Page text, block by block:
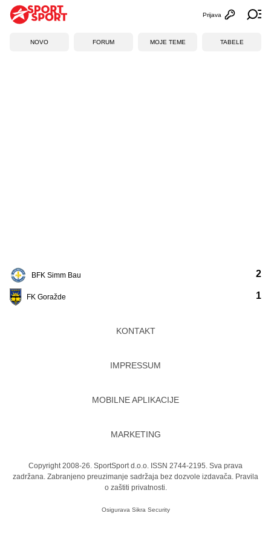
Otvori
Prijava
NOVO FORUM MOJE TEME TABELE
BFK Simm Bau
FK Goražde
2
1
KONTAKT
IMPRESSUM
MOBILNE APLIKACIJE
MARKETING
Copyright 2008-26. SportSport d.o.o. ISSN 2744-2195. Sva prava
zadržana. Zabranjeno preuzimanje sadržaja bez dozvole izdavača. Pravila
o zaštiti privatnosti.
Osigurava Sikra Security